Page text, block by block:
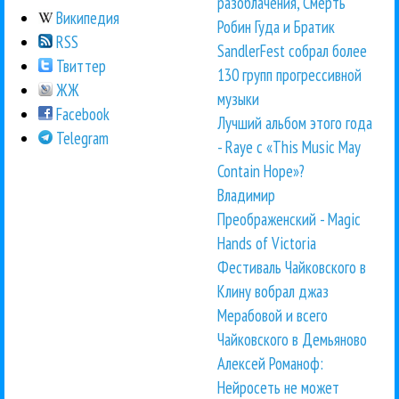
Википедия
RSS
Твиттер
ЖЖ
Facebook
Telegram
Робин Гуда и Братик
SandlerFest собрал более
130 групп прогрессивной
музыки
Лучший альбом этого года
- Raye с «This Music May
Contain Hope»?
Владимир
Преображенский - Magic
Hands of Victoria
Фестиваль Чайковского в
Клину вобрал джаз
Мерабовой и всего
Чайковского в Демьяново
Алексей Романоф:
Нейросеть не может